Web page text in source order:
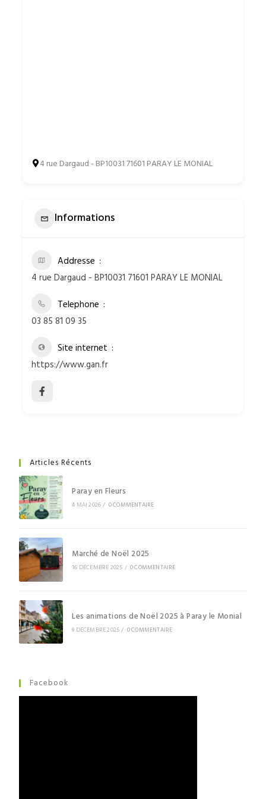
4 rue Dargaud - BP10031 71601 PARAY LE MONIAL
Informations
Addresse
4 rue Dargaud - BP10031 71601 PARAY LE MONIAL
Telephone
03 85 81 09 35
Site internet
https://www.gan.fr
Articles Récents
Paray en Fleurs
4 MAI 2026 / 0 COMMENTAIRE
Marché de Noël 2025
16 DÉCEMBRE 2025 / 0 COMMENTAIRE
Les animations de Noël 2025 à Paray le Monial
9 DÉCEMBRE 2025 / 0 COMMENTAIRE
Facebook